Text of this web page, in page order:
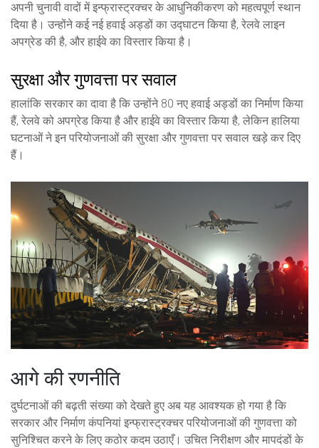
अपनी चुनावी वादों में इन्फ्रास्ट्रक्चर के आधुनिकीकरण को महत्वपूर्ण स्थान
दिया है। उन्होंने कई नई हवाई अड्डों का उद्घाटन किया है, रेलवे लाइन
अपग्रेड की है, और हाईवे का विस्तार किया है।
सुरक्षा और गुणवत्ता पर सवाल
हालांकि सरकार का दावा है कि उन्होंने 80 नए हवाई अड्डों का निर्माण किया
हैं, रेलवे को अपग्रेड किया है और हाईवे का विस्तार किया है, लेकिन हालिया
घटनाओं ने इन परियोजनाओं की सुरक्षा और गुणवत्ता पर सवाल खड़े कर दिए
हैं।
आगे की रणनीति
दुर्घटनाओं की बढ़ती संख्या को देखते हुए अब यह आवश्यक हो गया है कि
सरकार और निर्माण कंपनियां इन्फ्रास्ट्रक्चर परियोजनाओं की गुणवत्ता को
सुनिश्चित करने के लिए कठोर कदम उठाएँ। उचित निरीक्षण और मापदंडों के